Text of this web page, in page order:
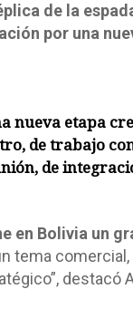
de la
por una
nueva etapa
de trabajo
de
en Bolivia un
tema
destacó